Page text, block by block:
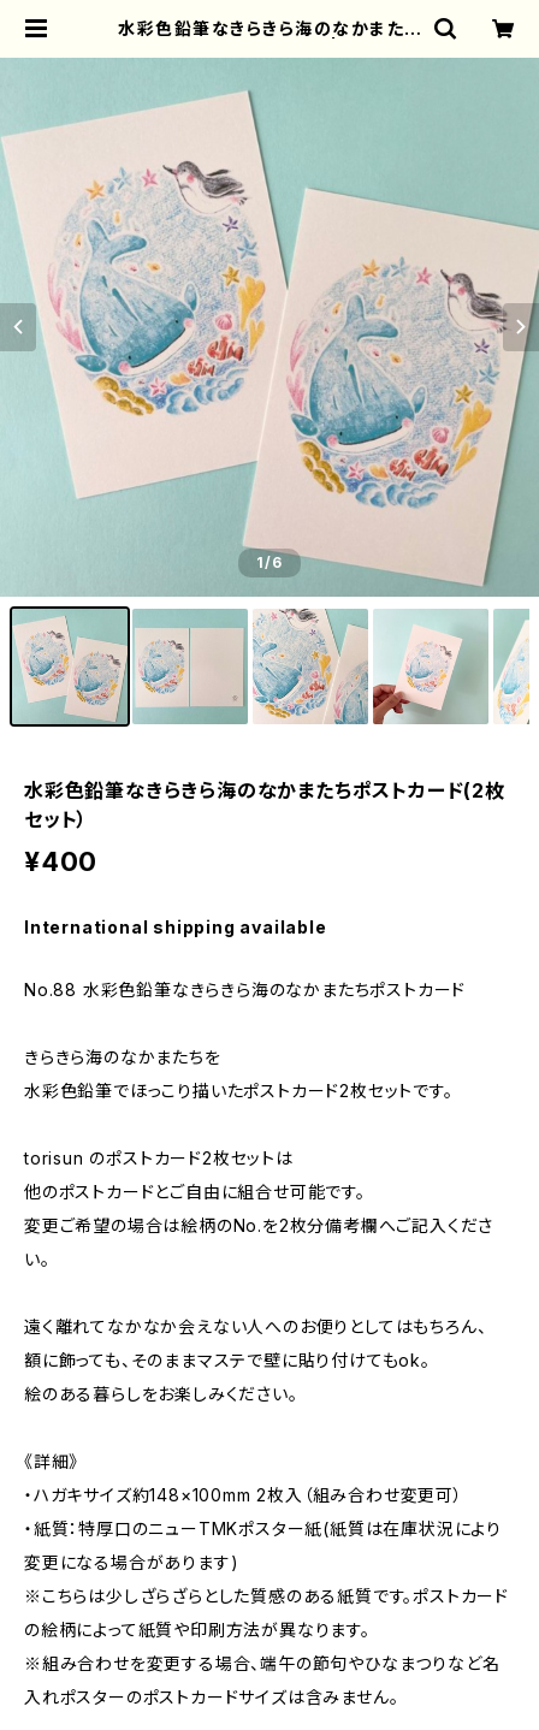
水彩色鉛筆なきらきら海のなかまたち
1/6
水彩色鉛筆なきらきら海のなかまたちポストカード(2枚
セット）
¥400
International shipping available
No.88 水彩色鉛筆なきらきら海のなかまたちポストカード
きらきら海のなかまたちを
水彩色鉛筆でほっこり描いたポストカード2枚セットです。
torisun のポストカード2枚セットは
他のポストカードとご自由に組合せ可能です。
変更ご希望の場合は絵柄のNo.を2枚分備考欄へご記入くださ
い。
遠く離れてなかなか会えない人へのお便りとしてはもちろん、
額に飾っても、そのままマステで壁に貼り付けてもok。
絵のある暮らしをお楽しみください。
《詳細》
・ハガキサイズ約148×100mm 2枚入（組み合わせ変更可）
・紙質：特厚口のニューTMKポスター紙(紙質は在庫状況により
変更になる場合があります)
※こちらは少しざらざらとした質感のある紙質です。ポストカード
の絵柄によって紙質や印刷方法が異なります。
※組み合わせを変更する場合、端午の節句やひなまつりなど名
入れポスターのポストカードサイズは含みません。